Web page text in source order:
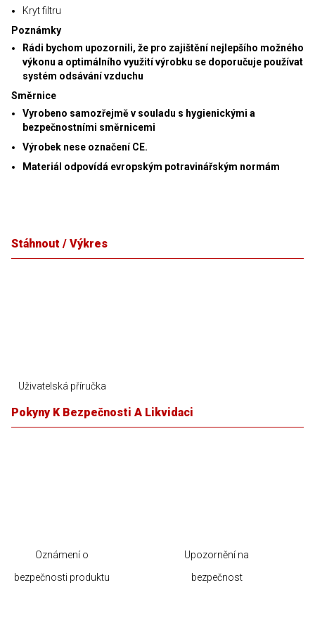
Kryt filtru
Poznámky
Rádi bychom upozornili, že pro zajištění nejlepšího možného
výkonu a optimálního využití výrobku se doporučuje používat
systém odsávání vzduchu
Směrnice
Vyrobeno samozřejmě v souladu s hygienickými a
bezpečnostními směrnicemi
Výrobek nese označení CE.
Materiál odpovídá evropským potravinářským normám
Stáhnout / Výkres
Uživatelská příručka
Pokyny K Bezpečnosti A Likvidaci
Oznámení o
bezpečnosti produktu
Upozornění na
bezpečnost